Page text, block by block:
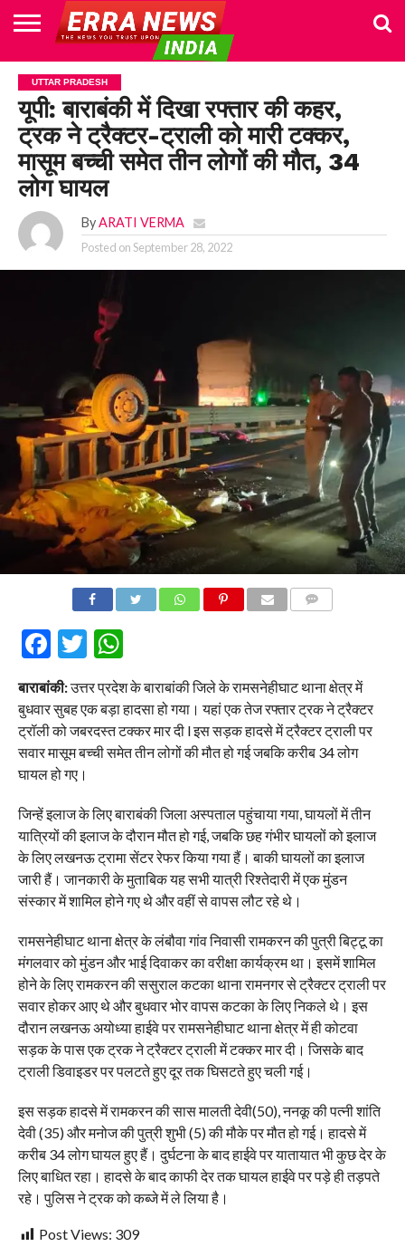
HOME
POLITICS
NEWS
BUSINESS
CULTURE
NATIONAL
SPORTS
LIFESTYLE
TRAVEL
OPINION
BREAKING
NEWS
ENTERTAINMENT
WORLD
CRIME
JOIN
US
UTTAR PRADESH
यूपी: बाराबंकी में दिखा रफ्तार की कहर,
ट्रक ने ट्रैक्टर-ट्राली को मारी टक्कर,
मासूम बच्ची समेत तीन लोगों की मौत, 34
लोग घायल
By ARATI VERMA
Posted onSeptember 28, 2022
Facebook
Twitter
WhatsApp
बाराबांकी:उत्तर प्रदेश के बाराबांकी जिले के रामसनेहीघाट थाना क्षेत्र में
बुधवार सुबह एक बड़ा हादसा हो गया। यहां एक तेज रफ्तार ट्रक ने ट्रैक्टर
ट्रॉली को जबरदस्त टक्कर मार दी l इस सड़क हादसे में ट्रैक्टर ट्राली पर
सवार मासूम बच्ची समेत तीन लोगों की मौत हो गई जबकि करीब 34 लोग
घायल हो गए।
जिन्हें इलाज के लिए बाराबंकी जिला अस्पताल पहुंचाया गया, घायलों में तीन
यात्रियों की इलाज के दौरान मौत हो गई, जबकि छह गंभीर घायलों को इलाज
के लिए लखनऊ ट्रामा सेंटर रेफर किया गया हैं। बाकी घायलों का इलाज
जारी हैं। जानकारी के मुताबिक यह सभी यात्री रिश्तेदारी में एक मुंडन
संस्कार में शामिल होने गए थे और वहीं से वापस लौट रहे थे।
रामसनेहीघाट थाना क्षेत्र के लंबौवा गांव निवासी रामकरन की पुत्री बिट्टू का
मंगलवार को मुंडन और भाई दिवाकर का वरीक्षा कार्यक्रम था। इसमें शामिल
होने के लिए रामकरन की ससुराल कटका थाना रामनगर से ट्रैक्टर ट्राली पर
सवार होकर आए थे और बुधवार भोर वापस कटका के लिए निकले थे। इस
दौरान लखनऊ अयोध्या हाईवे पर रामसनेहीघाट थाना क्षेत्र में ही कोटवा
सड़क के पास एक ट्रक ने ट्रैक्टर ट्राली में टक्कर मार दी। जिसके बाद
ट्राली डिवाइडर पर पलटते हुए दूर तक घिसटते हुए चली गई।
इस सड़क हादसे में रामकरन की सास मालती देवी(50), ननकू की पत्नी शांति
देवी (35) और मनोज की पुत्री शुभी (5) की मौके पर मौत हो गई। हादसे में
करीब 34 लोग घायल हुए हैं। दुर्घटना के बाद हाईवे पर यातायात भी कुछ देर के
लिए बाधित रहा। हादसे के बाद काफी देर तक घायल हाईवे पर पड़े ही तड़पते
रहे। पुलिस ने ट्रक को कब्जे में ले लिया है।
Post Views: 309